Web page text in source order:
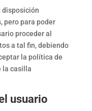
disposición
pero para poder
proceder al
a tal fin, debiendo
la política de
la casilla
usuario